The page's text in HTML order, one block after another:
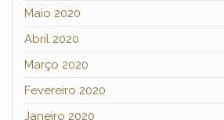
Maio 2020
Abril 2020
Março 2020
Fevereiro 2020
Janeiro 2020